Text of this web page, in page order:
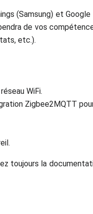
(Samsung) et
de vos
etc.).
WiFi.
Zigbee2MQTT
toujours la